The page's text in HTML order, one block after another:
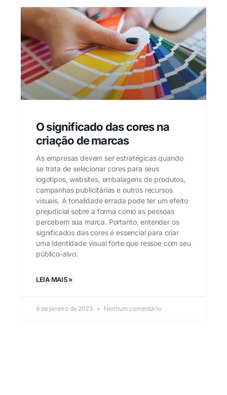
O significado das cores na
criação de marcas
As empresas devem ser estratégicas quando
se trata de selecionar cores para seus
logotipos, websites, embalagens de produtos,
campanhas publicitárias e outros recursos
visuais. A tonalidade errada pode ter um efeito
prejudicial sobre a forma como as pessoas
percebem sua marca. Portanto, entender os
significados das cores é essencial para criar
uma identidade visual forte que ressoe com seu
público-alvo.
LEIA MAIS »
9 de janeiro de 2023 Nenhum comentário